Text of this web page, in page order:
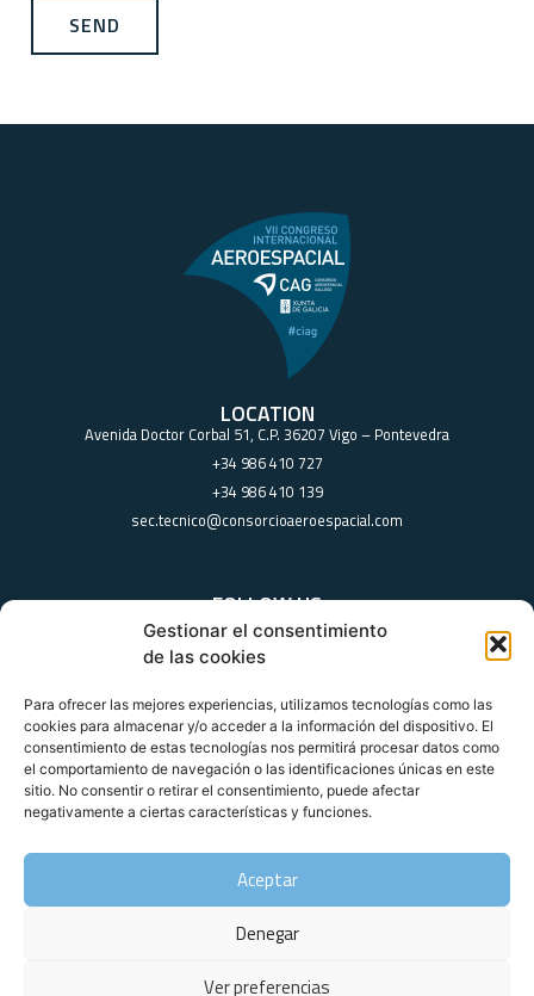
Gestionar el consentimiento
de las cookies
Para ofrecer las mejores experiencias, utilizamos tecnologías como las
cookies para almacenar y/o acceder a la información del dispositivo. El
consentimiento de estas tecnologías nos permitirá procesar datos como
el comportamiento de navegación o las identificaciones únicas en este
sitio. No consentir o retirar el consentimiento, puede afectar
negativamente a ciertas características y funciones.
Aceptar
Denegar
Ver preferencias
SEND
LOCATION
Avenida Doctor Corbal 51, C.P. 36207 Vigo – Pontevedra
+34 986 410 727
+34 986 410 139
sec.tecnico@consorcioaeroespacial.com
FOLLOW US
Copyright by Galician Aerospace Consortium
Legal noticiePrivacy PolicyCookies policy